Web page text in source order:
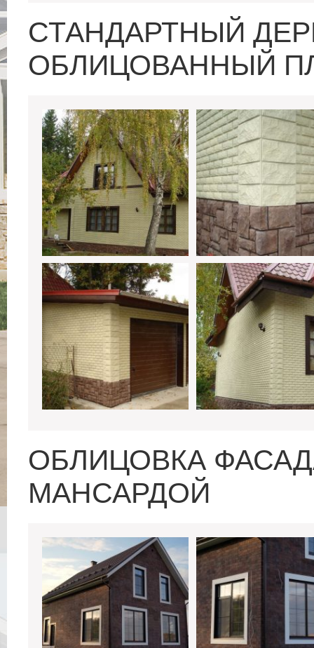
СТАНДАРТНЫЙ
ОБЛИЦОВАННЫЙ
ОБЛИЦОВКА
МАНСАРДОЙ